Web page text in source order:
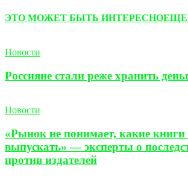
ЭТО МОЖЕТ БЫТЬ ИНТЕРЕСНОЕЩЕ
Новости
Россияне стали реже хранить
Новости
«Рынок не понимает, какие
выпускать» — эксперты о
против издателей